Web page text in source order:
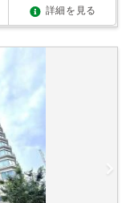
詳細を見る